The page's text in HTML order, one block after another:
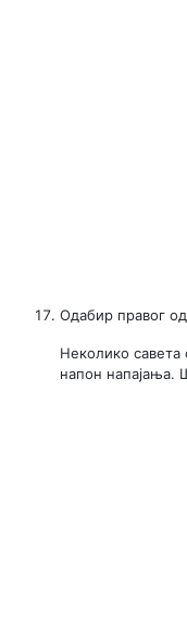
Одабир правог
Неколико савета
напон напајања.